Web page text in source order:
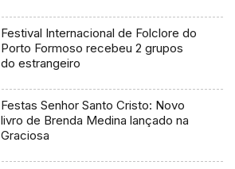
Festival Internacional de Folclore do
Porto Formoso recebeu 2 grupos
do estrangeiro
Festas Senhor Santo Cristo: Novo
livro de Brenda Medina lançado na
Graciosa